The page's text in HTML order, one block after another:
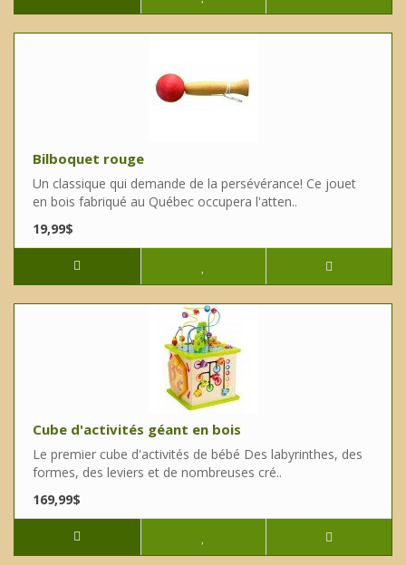
Bilboquet rouge
Un classique qui demande de la persévérance! Ce jouet
en bois fabriqué au Québec occupera l'atten..
19,99$
Cube d'activités géant en bois
Le premier cube d'activités de bébé Des labyrinthes, des
formes, des leviers et de nombreuses cré..
169,99$